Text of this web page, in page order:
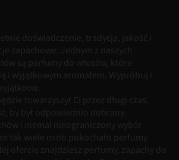
doświadczenie, tradycja, jakość i
zapachowe. Jednym z naszych
są perfumy do włosów, które
i wyjątkowym aromatem. Wypróbuj i
towarzyszył Ci przez długi czas,
by był odpowiednio dobrany.
i niemal nieograniczony wybór
tak wiele osób pokochało perfumy
ofercie znajdziesz perfumy, zapachy do